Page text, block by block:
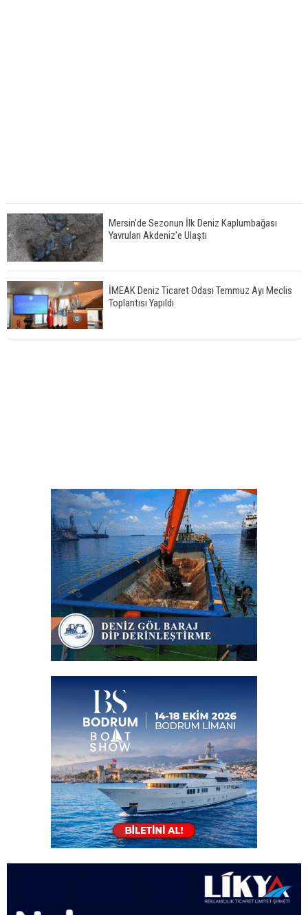
Mersin'de Sezonun İlk Deniz Kaplumbağası
Yavruları Akdeniz'e Ulaştı
İMEAK Deniz Ticaret Odası Temmuz Ayı Meclis
Toplantısı Yapıldı